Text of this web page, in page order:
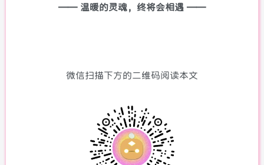
—— 温暖的灵魂，终将会相遇 ——
微信扫描下方的二维码阅读本文